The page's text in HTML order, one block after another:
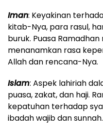
Iman: Keyakinan
kitab-Nya, para rasul,
buruk. Puasa
menanamkan rasa
Allah dan rencana-Nya.
Islam: Aspek lahiriah
puasa, zakat, dan haji.
kepatuhan terhadap
ibadah wajib dan sunnah.